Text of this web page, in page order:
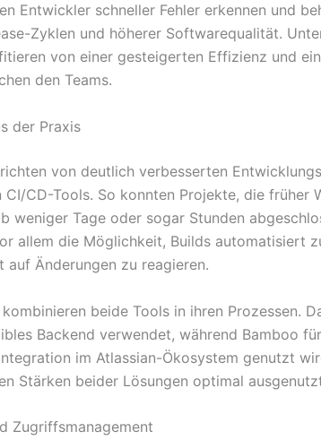
Entwickler schneller Fehler erkennen und
Zyklen und höherer Softwarequalität.
von einer gesteigerten Effizienz und
den Teams.
der Praxis
von deutlich verbesserten
CD-Tools. So konnten Projekte, die früher
weniger Tage oder sogar Stunden
allem die Möglichkeit, Builds automatisiert
auf Änderungen zu reagieren.
beide Tools in ihren Prozessen.
Backend verwendet, während Bamboo
im Atlassian-Ökosystem genutzt
Stärken beider Lösungen optimal
Zugriffsmanagement